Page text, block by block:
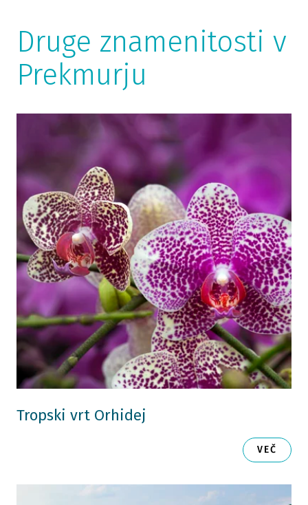
Druge znamenitosti v
Prekmurju
Tropski vrt Orhidej
VEČ